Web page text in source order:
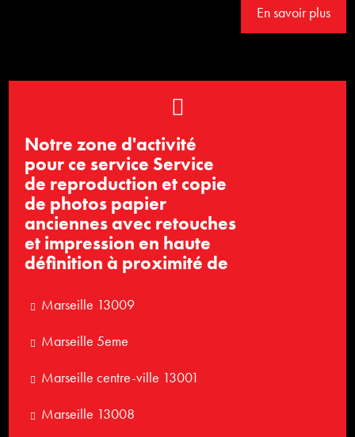
En savoir plus
Notre zone d'activité
pour ce service Service
de reproduction et copie
de photos papier
anciennes avec retouches
et impression en haute
définition à proximité de
Marseille 13009
Marseille 5eme
Marseille centre-ville 13001
Marseille 13008